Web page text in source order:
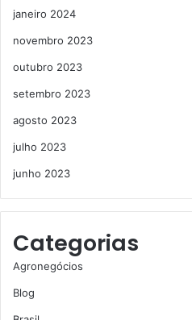
janeiro 2024
novembro 2023
outubro 2023
setembro 2023
agosto 2023
julho 2023
junho 2023
Categorias
Agronegócios
Blog